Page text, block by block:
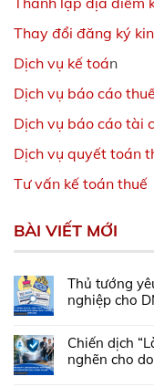
Thay đổi đăng ký
Dịch vụ kế toán
Dịch vụ báo cáo
Dịch vụ báo cáo tài
Dịch vụ quyết toán
Tư vấn kế toán thuế
BÀI VIẾT MỚI
Thủ tướng
nghiệp cho
Chiến dịch
nghẽn cho